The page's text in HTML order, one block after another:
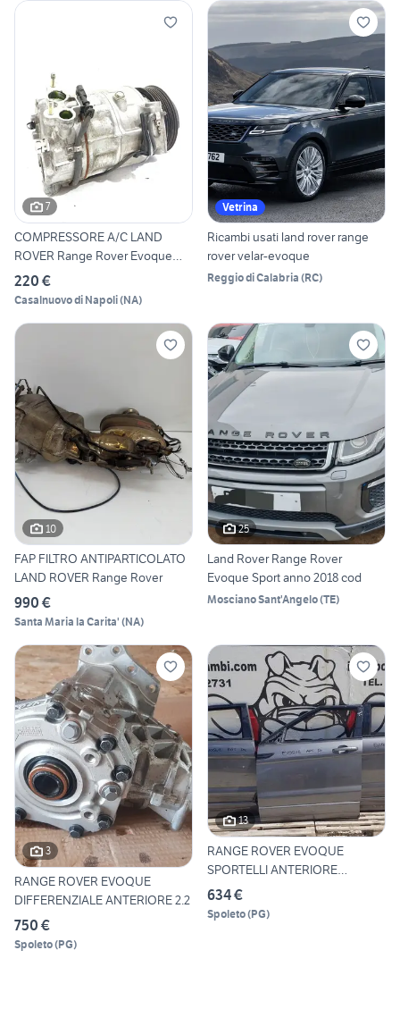
7
COMPRESSORE A/C LAND
ROVER Range Rover Evoque
Seri
220 €
Casalnuovo di Napoli(NA)
Vetrina
Ricambi usati land rover range
rover velar-evoque
Reggio di Calabria (RC)
10
FAP FILTRO ANTIPARTICOLATO
LAND ROVER Range Rover
990 €
Santa Maria la Carita' (NA)
25
Land Rover Range Rover
Evoque Sport anno 2018 cod
Mosciano Sant'Angelo(TE)
3
RANGE ROVER EVOQUE
DIFFERENZIALE ANTERIORE 2.2
750 €
Spoleto(PG)
13
RANGE ROVER EVOQUE
SPORTELLI ANTERIORE
POSTERIORI
634 €
Spoleto(PG)